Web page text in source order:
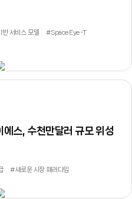
서비스 모델
#SpaceEye-T
#새로운 시장 패러다임